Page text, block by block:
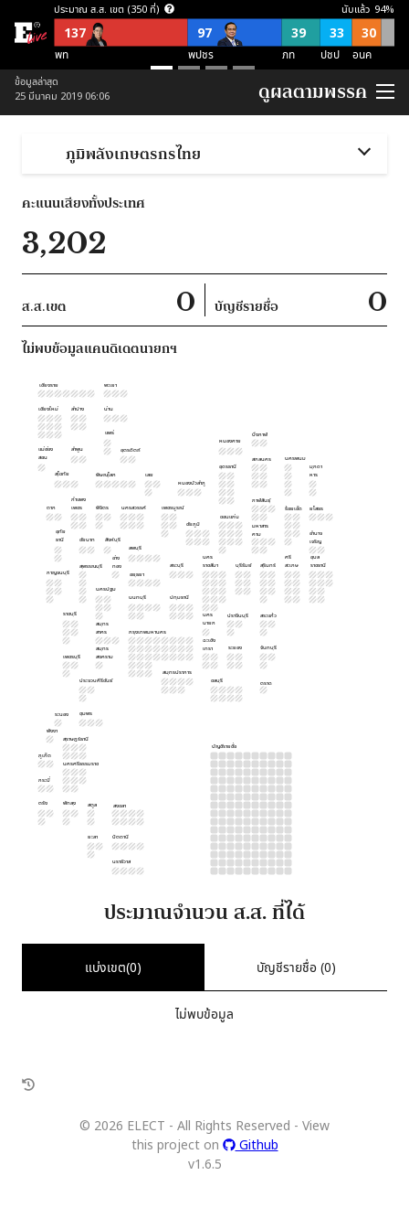
ประมาณ ส.ส. เขต (350 ที่)
137 97 39 33 30
พท พปชร ภท ปชป อนค
ประมาณ ส.ส. บัญชีรายชื่อ (150 ที่)
57 38
ประมาณ ส.ส. พึงมี (500 ที่)
253
นับแล้ว 94%
ข้อมูลล่าสุด
25 มีนาคม 2019 06:06
ดูผลตามพรรค
ภูมิพลังเกษตรกรไทย
คะแนนเสียงทั้งประเทศ
3,202
ส.ส.เขต 0 บัญชีรายชื่อ 0
ไม่พบข้อมูลแคนดิเดตนายกฯ
กรุงเทพมหานคร
ฉะเชิง
เทรา
ชลบุรี
ระยอง จันทบุรี
สระแก้ว
ปราจีนบุรี
ตราด
สมุทร
สาคร
สมุทร
สงคราม
ราชบุรี
กาญจนบุรี
เพชรบุรี
ประจวบคีรีขันธ์
ชุมพร
สุราษฎร์ธานี
นครศรีธรรมราช
พัทลุง สงขลา
ปัตตานี
ยะลา
สตูล
ตรัง
กระบี่
พังงา
ภูเก็ต
ระนอง
นราธิวาส
นครปฐม
สุพรรณบุรี
อยุธยา
อ่าง
ทอง
สิงห์บุรี
นครสวรรค์
พิจิตร เพชรบูรณ์
กำแพง
เพชร
ตาก
สุโขทัย
ลำปาง
พะเยา
ลำพูน
พิษณุโลก
อุตรดิตถ์
แพร่
น่าน
เลย
หนองบัวลำภู
อุดรธานี
สกลนคร นครพนม
กาฬสินธุ์
มุกดา
หาร
หนองคาย
บึงกาฬ
แม่ฮ่อง
สอน
เชียงใหม่
เชียงราย
ชัยนาท
อุทัย
ธานี
สระบุรี
นคร
นายก
นคร
ราชสีมา
บุรีรัมย์ สุรินทร์
ศรี
สะเกษ
อุบล
ราชธานี
อำนาจ
เจริญ
ยโสธร
ร้อยเอ็ด
มหาสาร
คาม
ขอนแก่น
ชัยภูมิ
ลพบุรี
นนทบุรี ปทุมธานี
สมุทรปราการ
บัญชีรายชื่อ
ประมาณจำนวน ส.ส. ที่ได้
แบ่งเขต(0) บัญชีรายชื่อ (0)
ไม่พบข้อมูล
© 2026 ELECT - All Rights Reserved - View
this project on
Github
v1.6.5